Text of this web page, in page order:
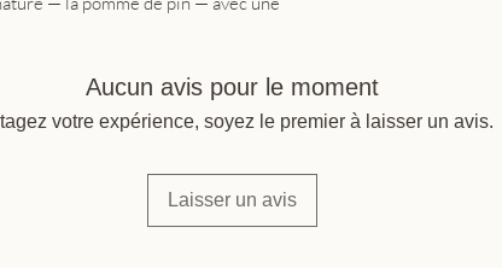
Aucun avis pour le moment
votre expérience, soyez le premier à laisser un avis.
Laisser un avis